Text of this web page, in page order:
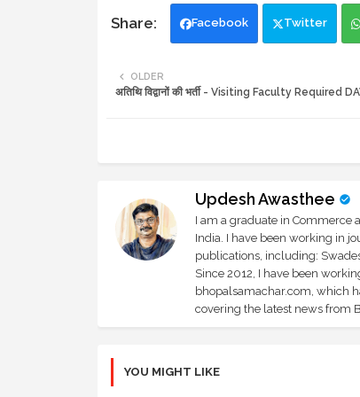
Facebook Twitter
OLDER
अतिथि विद्वानों की भर्ती - Visiting Faculty Required
Updesh Awasthee
I am a graduate in Commerce
India. I have been working in
publications, including:
Since 2012, I have been
bhopalsamachar.com, which
covering the latest news from
YOU MIGHT LIKE